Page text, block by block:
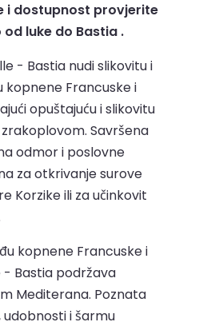
i dostupnost provjerite
luke do Bastia .
- Bastia nudi slikovitu i
kopnene Francuske i
opuštajuću i slikovitu
Savršena
odmor i poslovne
za otkrivanje surove
Korzike ili za učinkovit
kopnene Francuske i
- Bastia podržava
Mediterana. Poznata
udobnosti i šarmu